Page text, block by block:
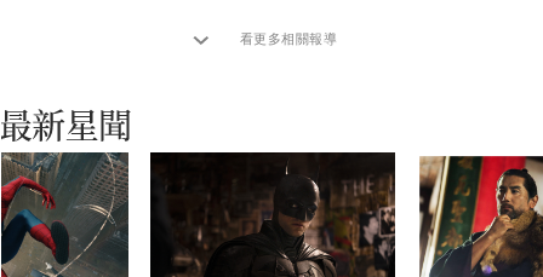
看更多相關報導